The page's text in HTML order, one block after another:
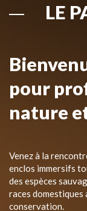
LE
pour
nature
Venez à la
enclos immersifs
des espèces
races domestiques
conservation.